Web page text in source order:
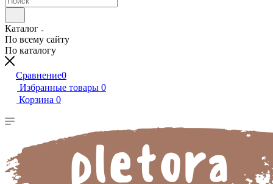
Каталог
По всему сайту
По каталогу
Сравнение0
Избранные товары 0
Корзина 0